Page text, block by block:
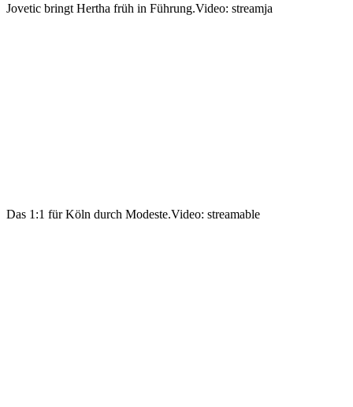
Jovetic bringt Hertha früh in Führung.Video: streamja
Das 1:1 für Köln durch Modeste.Video: streamable